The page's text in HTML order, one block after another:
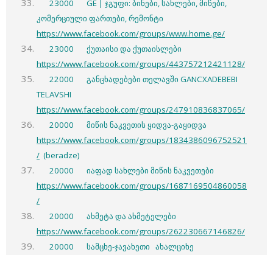
23000 GE | ჯგუფი: ბინები, სახლები, მიწები,
კომერციული ფართები, რემონტი
https://www.facebook.com/groups/www.home.ge/
23000 ქუთაისი და ქუთაისლები
https://www.facebook.com/groups/443757212421128/
22000 განცხადებები თელავში GANCXADEBEBI
TELAVSHI
https://www.facebook.com/groups/247910836837065/
20000 მიწის ნაკვეთის ყიდვა-გაყიდვა
https://www.facebook.com/groups/1834386096752521
/ (beradze)
20000 იაფად სახლები მიწის ნაკვეთები
https://www.facebook.com/groups/1687169504860058
/
20000 ახმეტა და ახმეტელები
https://www.facebook.com/groups/262230667146826/
20000 სამცხე-ჯავახეთი ️ ახალციხე